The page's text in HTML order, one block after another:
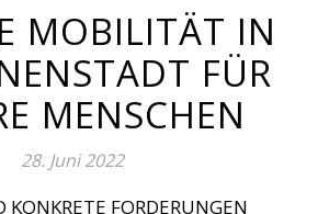
MOBILITÄT IN
FÜR
MENSCHEN
28. Juni 2022
FORDERUNGEN